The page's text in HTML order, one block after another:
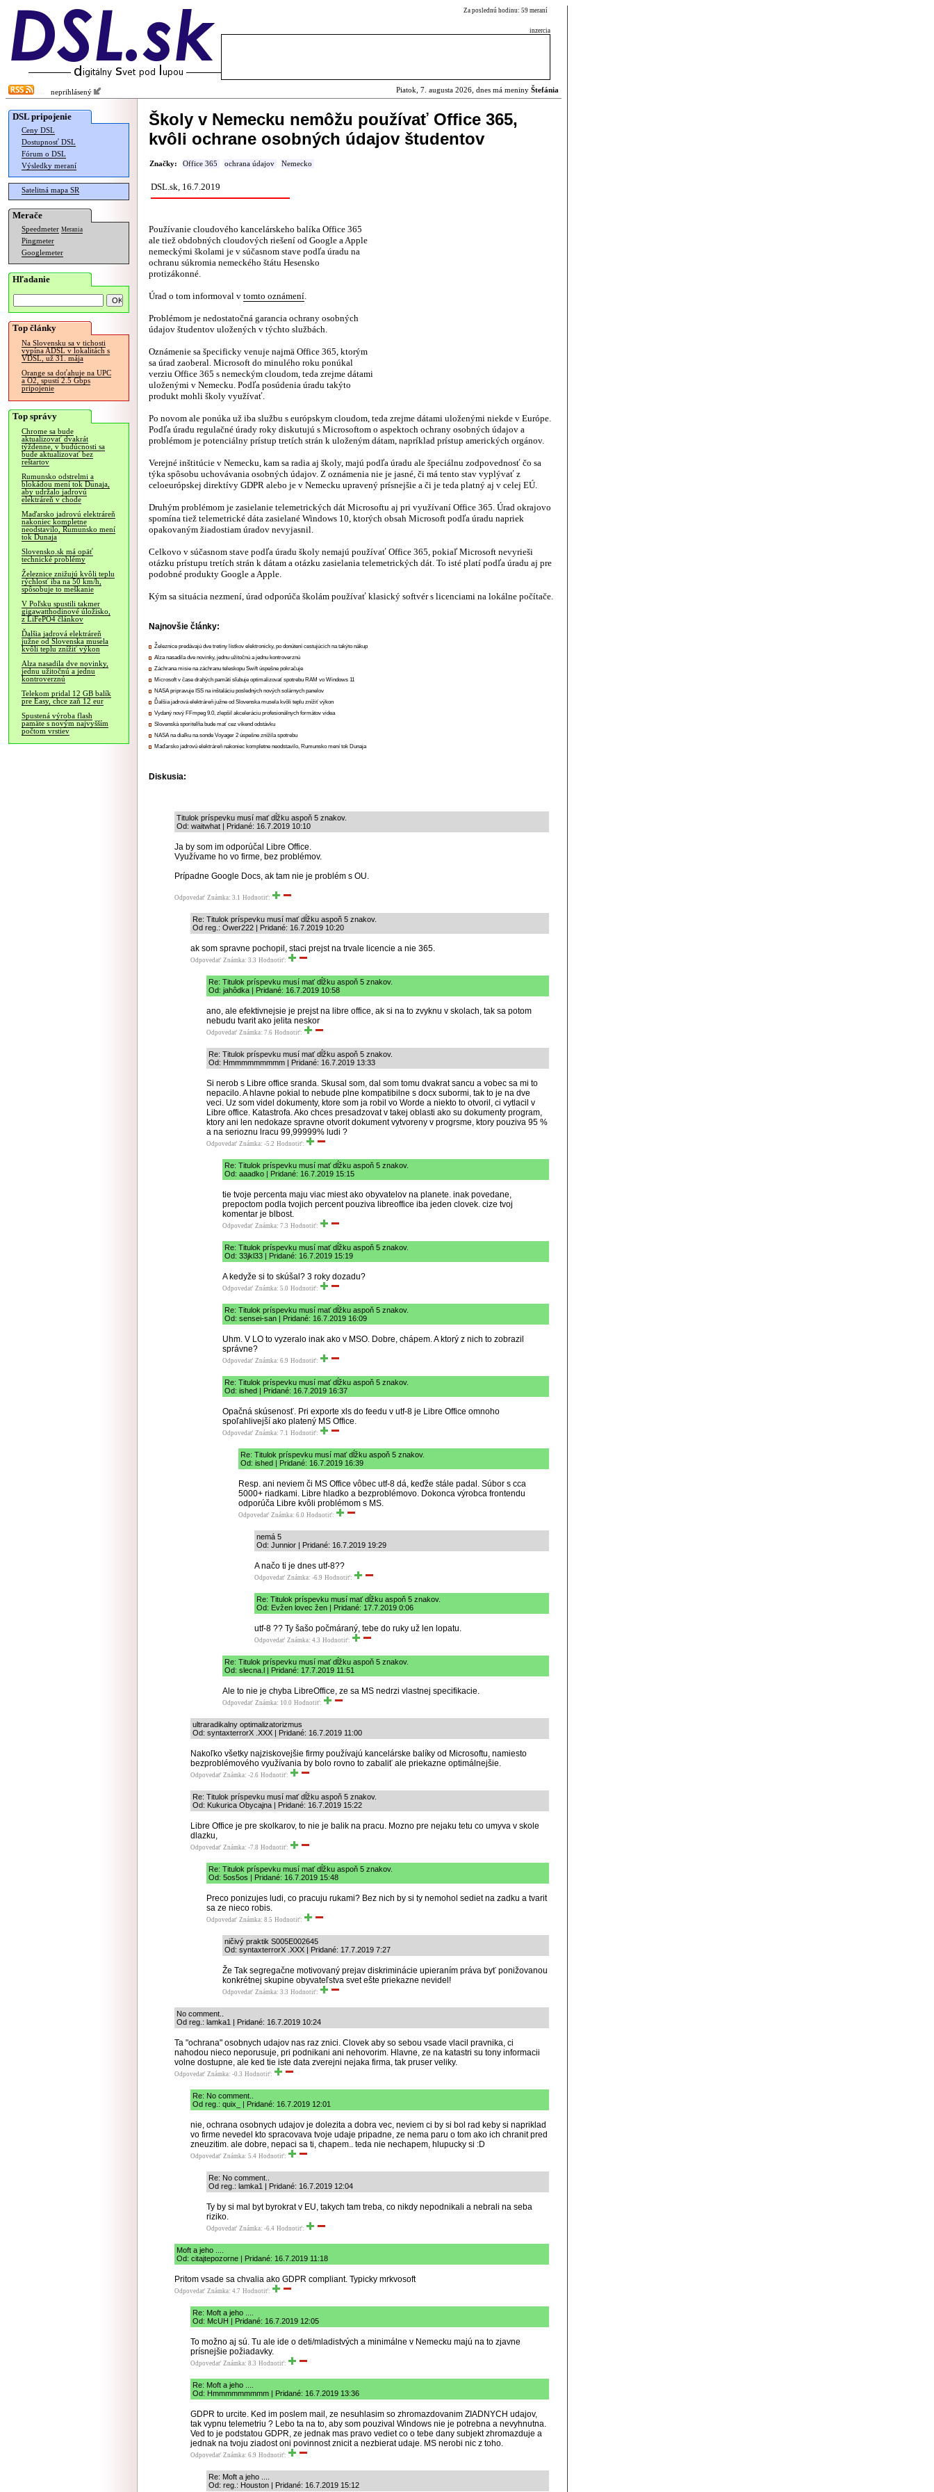
Za poslednú hodinu: 59 meraní
inzercia
neprihlásený Piatok, 7. augusta 2026, dnes má meniny Štefánia
DSL pripojenie
Ceny DSL
Dostupnosť DSL
Fórum o DSL
Výsledky meraní
Satelitná mapa SR
Merače
Speedmeter Merania
Pingmeter
Googlemeter
Hľadanie
Top články
Na Slovensku sa v tichosti
vypína ADSL v lokalitách s
VDSL, už 31. mája
Orange sa doťahuje na UPC
a O2, spustí 2.5 Gbps
pripojenie
Top správy
Chrome sa bude
aktualizovať dvakrát
týždenne, v budúcnosti sa
bude aktualizovať bez
reštartov
Rumunsko odstrelmi a
blokádou mení tok Dunaja,
aby udržalo jadrovú
elektráreň v chode
Maďarsko jadrovú elektráreň
nakoniec kompletne
neodstavilo, Rumunsko mení
tok Dunaja
Slovensko.sk má opäť
technické problémy
Železnice znižujú kvôli teplu
rýchlosť iba na 50 km/h,
spôsobuje to meškanie
V Poľsku spustili takmer
gigawatthodinové úložisko,
z LiFePO4 článkov
Ďalšia jadrová elektráreň
južne od Slovenska musela
kvôli teplu znížiť výkon
Alza nasadila dve novinky,
jednu užitočnú a jednu
kontroverznú
Telekom pridal 12 GB balík
pre Easy, chce zaň 12 eur
Spustená výroba flash
pamäte s novým najvyšším
počtom vrstiev
Školy v Nemecku nemôžu používať Office 365,
kvôli ochrane osobných údajov študentov
Značky: Office 365 ochrana údajov Nemecko
DSL.sk, 16.7.2019
Používanie cloudového kancelárskeho balíka Office 365
ale tiež obdobných cloudových riešení od Google a Apple
nemeckými školami je v súčasnom stave podľa úradu na
ochranu súkromia nemeckého štátu Hesensko
protizákonné.
Úrad o tom informoval v tomto oznámení.
Problémom je nedostatočná garancia ochrany osobných
údajov študentov uložených v týchto službách.
Oznámenie sa špecificky venuje najmä Office 365, ktorým
sa úrad zaoberal. Microsoft do minulého roku ponúkal
verziu Office 365 s nemeckým cloudom, teda zrejme dátami
uloženými v Nemecku. Podľa posúdenia úradu takýto
produkt mohli školy využívať.
Po novom ale ponúka už iba službu s európskym cloudom, teda zrejme dátami uloženými niekde v Európe.
Podľa úradu regulačné úrady roky diskutujú s Microsoftom o aspektoch ochrany osobných údajov a
problémom je potenciálny prístup tretích strán k uloženým dátam, napríklad prístup amerických orgánov.
Verejné inštitúcie v Nemecku, kam sa radia aj školy, majú podľa úradu ale špeciálnu zodpovednosť čo sa
týka spôsobu uchovávania osobných údajov. Z oznámenia nie je jasné, či má tento stav vyplývať z
celoeurópskej direktívy GDPR alebo je v Nemecku upravený prísnejšie a či je teda platný aj v celej EÚ.
Druhým problémom je zasielanie telemetrických dát Microsoftu aj pri využívaní Office 365. Úrad okrajovo
spomína tiež telemetrické dáta zasielané Windows 10, ktorých obsah Microsoft podľa úradu napriek
opakovaným žiadostiam úradov nevyjasnil.
Celkovo v súčasnom stave podľa úradu školy nemajú používať Office 365, pokiaľ Microsoft nevyrieši
otázku prístupu tretích strán k dátam a otázku zasielania telemetrických dát. To isté platí podľa úradu aj pre
podobné produkty Google a Apple.
Kým sa situácia nezmení, úrad odporúča školám používať klasický softvér s licenciami na lokálne počítače.
Najnovšie články:
Železnice predávajú dve tretiny lístkov elektronicky, po donútení cestujúcich na takýto nákup
Alza nasadila dve novinky, jednu užitočnú a jednu kontroverznú
Záchrana misie na záchranu teleskopu Swift úspešne pokračuje
Microsoft v čase drahých pamätí sľubuje optimalizovať spotrebu RAM vo Windows 11
NASA pripravuje ISS na inštaláciu posledných nových solárnych panelov
Ďalšia jadrová elektráreň južne od Slovenska musela kvôli teplu znížiť výkon
Vydaný nový FFmpeg 9.0, zlepšil akceleráciu profesionálnych formátov videa
Slovenská sporiteľňa bude mať cez víkend odstávku
NASA na diaľku na sonde Voyager 2 úspešne znížila spotrebu
Maďarsko jadrovú elektráreň nakoniec kompletne neodstavilo, Rumunsko mení tok Dunaja
Diskusia:
Titulok príspevku musí mať dĺžku aspoň 5 znakov.
Od: waitwhat | Pridané: 16.7.2019 10:10
Ja by som im odporúčal Libre Office.
Využívame ho vo firme, bez problémov.
Prípadne Google Docs, ak tam nie je problém s OU.
Odpovedať Známka: 3.1 Hodnotiť:
Re: Titulok príspevku musí mať dĺžku aspoň 5 znakov.
Od reg.: Ower222 | Pridané: 16.7.2019 10:20
ak som spravne pochopil, staci prejst na trvale licencie a nie 365.
Odpovedať Známka: 3.3 Hodnotiť:
Re: Titulok príspevku musí mať dĺžku aspoň 5 znakov.
Od: jahôdka | Pridané: 16.7.2019 10:58
ano, ale efektivnejsie je prejst na libre office, ak si na to zvyknu v skolach, tak sa potom
nebudu tvarit ako jelita neskor
Odpovedať Známka: 7.6 Hodnotiť:
Re: Titulok príspevku musí mať dĺžku aspoň 5 znakov.
Od: Hmmmmmmmmm | Pridané: 16.7.2019 13:33
Si nerob s Libre office sranda. Skusal som, dal som tomu dvakrat sancu a vobec sa mi to
nepacilo. A hlavne pokial to nebude plne kompatibilne s docx subormi, tak to je na dve
veci. Uz som videl dokumenty, ktore som ja robil vo Worde a niekto to otvoril, ci vytlacil v
Libre office. Katastrofa. Ako chces presadzovat v takej oblasti ako su dokumenty program,
ktory ani len nedokaze spravne otvorit dokument vytvoreny v progrsme, ktory pouziva 95 %
a na serioznu lracu 99,99999% ludi ?
Odpovedať Známka: -5.2 Hodnotiť:
Re: Titulok príspevku musí mať dĺžku aspoň 5 znakov.
Od: aaadko | Pridané: 16.7.2019 15:15
tie tvoje percenta maju viac miest ako obyvatelov na planete. inak povedane,
prepoctom podla tvojich percent pouziva libreoffice iba jeden clovek. cize tvoj
komentar je blbost.
Odpovedať Známka: 7.3 Hodnotiť:
Re: Titulok príspevku musí mať dĺžku aspoň 5 znakov.
Od: 33jkl33 | Pridané: 16.7.2019 15:19
A kedyže si to skúšal? 3 roky dozadu?
Odpovedať Známka: 5.0 Hodnotiť:
Re: Titulok príspevku musí mať dĺžku aspoň 5 znakov.
Od: sensei-san | Pridané: 16.7.2019 16:09
Uhm. V LO to vyzeralo inak ako v MSO. Dobre, chápem. A ktorý z nich to zobrazil
správne?
Odpovedať Známka: 6.9 Hodnotiť:
Re: Titulok príspevku musí mať dĺžku aspoň 5 znakov.
Od: ished | Pridané: 16.7.2019 16:37
Opačná skúsenosť. Pri exporte xls do feedu v utf-8 je Libre Office omnoho
spoľahlivejší ako platený MS Office.
Odpovedať Známka: 7.1 Hodnotiť:
Re: Titulok príspevku musí mať dĺžku aspoň 5 znakov.
Od: ished | Pridané: 16.7.2019 16:39
Resp. ani neviem či MS Office vôbec utf-8 dá, keďže stále padal. Súbor s cca
5000+ riadkami. Libre hladko a bezproblémovo. Dokonca výrobca frontendu
odporúča Libre kvôli problémom s MS.
Odpovedať Známka: 6.0 Hodnotiť:
nemá 5
Od: Junnior | Pridané: 16.7.2019 19:29
A načo ti je dnes utf-8??
Odpovedať Známka: -6.9 Hodnotiť:
Re: Titulok príspevku musí mať dĺžku aspoň 5 znakov.
Od: Evžen lovec žen | Pridané: 17.7.2019 0:06
utf-8 ?? Ty šašo počmáraný, tebe do ruky už len lopatu.
Odpovedať Známka: 4.3 Hodnotiť:
Re: Titulok príspevku musí mať dĺžku aspoň 5 znakov.
Od: slecna.l | Pridané: 17.7.2019 11:51
Ale to nie je chyba LibreOffice, ze sa MS nedrzi vlastnej specifikacie.
Odpovedať Známka: 10.0 Hodnotiť:
ultraradikalny optimalizatorizmus
Od: syntaxterrorX .XXX | Pridané: 16.7.2019 11:00
Nakoľko všetky najziskovejšie firmy používajú kancelárske balíky od Microsoftu, namiesto
bezproblémového využívania by bolo rovno to zabaliť ale priekazne optimálnejšie.
Odpovedať Známka: -2.6 Hodnotiť:
Re: Titulok príspevku musí mať dĺžku aspoň 5 znakov.
Od: Kukurica Obycajna | Pridané: 16.7.2019 15:22
Libre Office je pre skolkarov, to nie je balik na pracu. Mozno pre nejaku tetu co umyva v skole
dlazku,
Odpovedať Známka: -7.8 Hodnotiť:
Re: Titulok príspevku musí mať dĺžku aspoň 5 znakov.
Od: 5os5os | Pridané: 16.7.2019 15:48
Preco ponizujes ludi, co pracuju rukami? Bez nich by si ty nemohol sediet na zadku a tvarit
sa ze nieco robis.
Odpovedať Známka: 8.5 Hodnotiť:
ničivý praktik S005E002645
Od: syntaxterrorX .XXX | Pridané: 17.7.2019 7:27
Že Tak segregačne motivovaný prejav diskriminácie upieraním práva byť ponižovanou
konkrétnej skupine obyvateľstva svet ešte priekazne nevidel!
Odpovedať Známka: 3.3 Hodnotiť:
No comment..
Od reg.: lamka1 | Pridané: 16.7.2019 10:24
Ta "ochrana" osobnych udajov nas raz znici. Clovek aby so sebou vsade vlacil pravnika, ci
nahodou nieco neporusuje, pri podnikani ani nehovorim. Hlavne, ze na katastri su tony informacii
volne dostupne, ale ked tie iste data zverejni nejaka firma, tak pruser veliky.
Odpovedať Známka: -0.3 Hodnotiť:
Re: No comment..
Od reg.: quix_ | Pridané: 16.7.2019 12:01
nie, ochrana osobnych udajov je dolezita a dobra vec, neviem ci by si bol rad keby si napriklad
vo firme nevedel kto spracovava tvoje udaje pripadne, ze nema paru o tom ako ich chranit pred
zneuzitim. ale dobre, nepaci sa ti, chapem.. teda nie nechapem, hlupucky si :D
Odpovedať Známka: 5.4 Hodnotiť:
Re: No comment..
Od reg.: lamka1 | Pridané: 16.7.2019 12:04
Ty by si mal byt byrokrat v EU, takych tam treba, co nikdy nepodnikali a nebrali na seba
riziko.
Odpovedať Známka: -6.4 Hodnotiť:
Moft a jeho ....
Od: citajtepozorne | Pridané: 16.7.2019 11:18
Pritom vsade sa chvalia ako GDPR compliant. Typicky mrkvosoft
Odpovedať Známka: 4.7 Hodnotiť:
Re: Moft a jeho ....
Od: McUH | Pridané: 16.7.2019 12:05
To možno aj sú. Tu ale ide o deti/mladistvých a minimálne v Nemecku majú na to zjavne
prísnejšie požiadavky.
Odpovedať Známka: 8.3 Hodnotiť:
Re: Moft a jeho ....
Od: Hmmmmmmmmm | Pridané: 16.7.2019 13:36
GDPR to urcite. Ked im poslem mail, ze nesuhlasim so zhromazdovanim ZIADNYCH udajov,
tak vypnu telemetriu ? Lebo ta na to, aby som pouzival Windows nie je potrebna a nevyhnutna.
Ved to je podstatou GDPR, ze jednak mas pravo vediet co o tebe dany subjekt zhromazduje a
jednak na tvoju ziadost oni povinnost znicit a nezbierat udaje. MS nerobi nic z toho.
Odpovedať Známka: 6.9 Hodnotiť:
Re: Moft a jeho ....
Od: reg.: Houston | Pridané: 16.7.2019 15:12